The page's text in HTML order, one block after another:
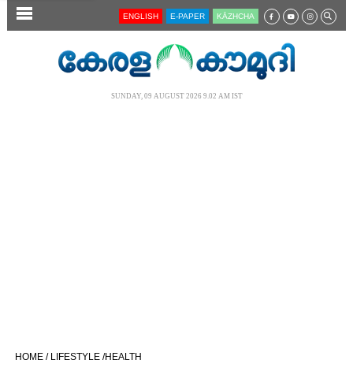
SECTIONS ENGLISH E-PAPER KĀZHCHA
SUNDAY, 09 AUGUST 2026 9.02 AM IST
HOME / LIFESTYLE /HEALTH